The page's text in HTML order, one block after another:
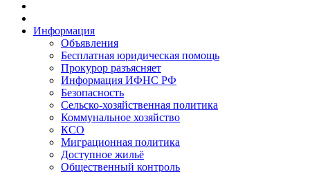
Информация
Объявления
Бесплатная юридическая помощь
Прокурор разъясняет
Информация ИФНС РФ
Безопасность
Сельско-хозяйственная политика
Коммунальное хозяйство
КСО
Миграционная политика
Доступное жильё
Общественный контроль